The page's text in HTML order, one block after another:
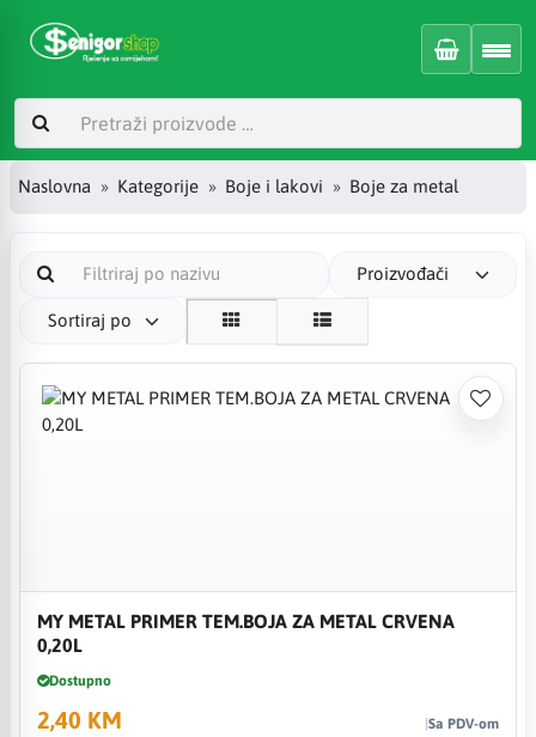
Naslovna Kategorije Boje i lakovi Boje za metal
Proizvođači
Sortiraj po
MY METAL PRIMER TEM.BOJA ZA METAL CRVENA
0,20L
Dostupno
2,40 KM Sa PDV-om